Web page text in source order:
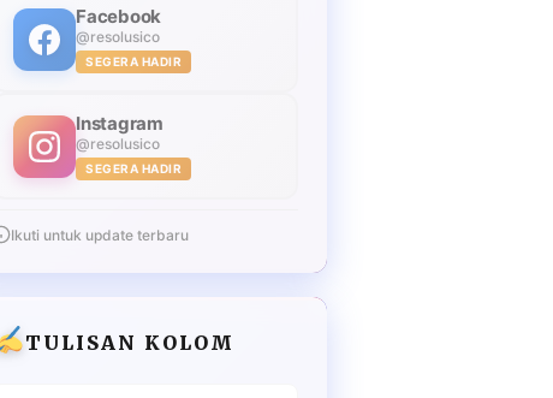
Facebook
@resolusico
SEGERA HADIR
Instagram
@resolusico
SEGERA HADIR
Ikuti untuk update terbaru
TULISAN KOLOM